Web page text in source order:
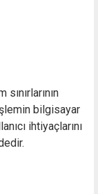
bilgisayar
ihtiyaçlarını